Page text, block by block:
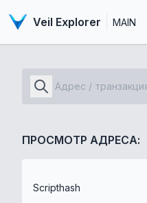
Veil Explorer MAIN
ПРОСМОТР АДРЕСА:
Scripthash